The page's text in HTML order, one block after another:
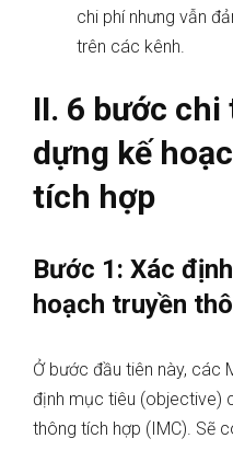
chi phí nhưng vẫn
trên các kênh.
II. 6 bước
dựng kế
tích hợp
Bước 1: Xác
hoạch truyền
Ở bước đầu tiên này, các
định mục tiêu (objective)
thông tích hợp (IMC). Sẽ